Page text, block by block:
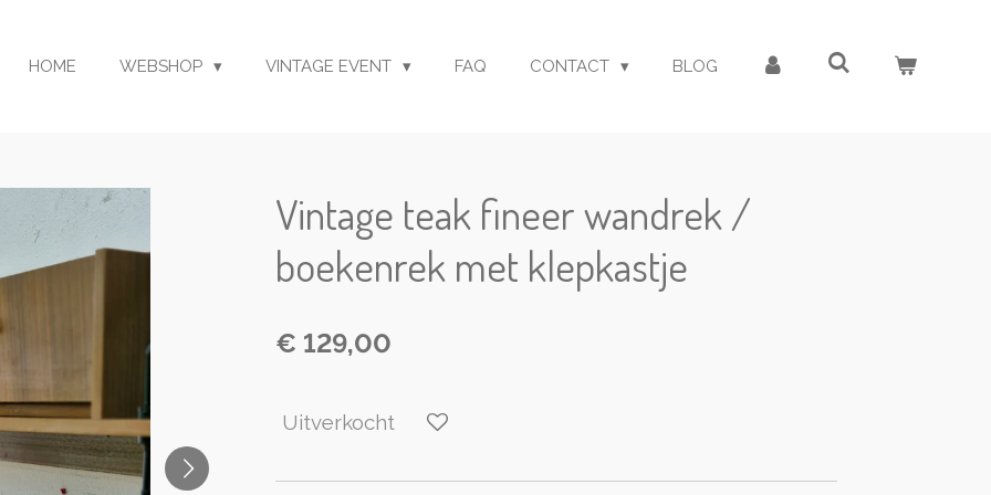
HOME WEBSHOP VINTAGE EVENT FAQ CONTACT BLOG
Vintage teak fineer wandrek /
boekenrek met klepkastje
€ 129,00
Uitverkocht